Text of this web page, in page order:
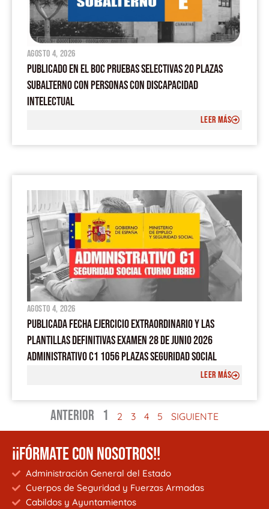
agosto 4, 2026
PUBLICADO EN EL BOC PRUEBAS SELECTIVAS 20 PLAZAS
SUBALTERNO CON PERSONAS CON DISCAPACIDAD
INTELECTUAL
LEER MÁS
agosto 4, 2026
PUBLICADA FECHA EJERCICIO EXTRAORDINARIO Y LAS
PLANTILLAS DEFINITIVAS EXAMEN 28 DE JUNIO 2026
ADMINISTRATIVO C1 1056 PLAZAS SEGURIDAD SOCIAL
LEER MÁS
ANTERIOR 1 2 3 4 5 SIGUIENTE
¡¡FÓRMATE CON NOSOTROS!!
Administración General del Estado
Cuerpos de Seguridad y Fuerzas Armadas
Cabildos y Ayuntamientos